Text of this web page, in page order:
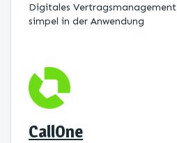
Digitales
simpel in der Anwendung
CallOne